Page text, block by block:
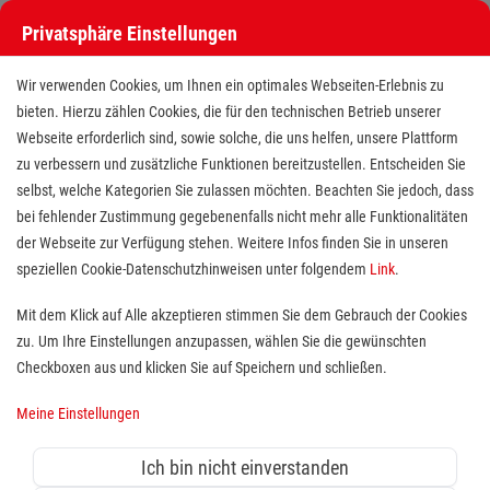
Stellenangebote bei den Maltesern
Stellenangebote bei den Maltesern
Finde deutschlandweit offene Stellen bei einem der größten
Arbeitgeber im Gesundheits- und Sozialwesen in Vollzeit,
Teilzeit, als Minijob, Trainee oder FSJ!
Suche
Jobs suchen
Privatsphäre Einstellungen
Wir verwenden Cookies, um Ihnen ein optimales Webseiten-Erlebnis zu
bieten. Hierzu zählen Cookies, die für den technischen Betrieb unserer
Webseite erforderlich sind, sowie solche, die uns helfen, unsere Plattform
zu verbessern und zusätzliche Funktionen bereitzustellen. Entscheiden Sie
selbst, welche Kategorien Sie zulassen möchten. Beachten Sie jedoch, dass
bei fehlender Zustimmung gegebenenfalls nicht mehr alle Funktionalitäten
der Webseite zur Verfügung stehen. Weitere Infos finden Sie in unseren
speziellen Cookie-Datenschutzhinweisen unter folgendem Link.
Mit dem Klick auf Alle akzeptieren stimmen Sie dem Gebrauch der Cookies
zu. Um Ihre Einstellungen anzupassen, wählen Sie die gewünschten
Checkboxen aus und klicken Sie auf Speichern und schließen.
Meine Einstellungen
Ich bin nicht einverstanden